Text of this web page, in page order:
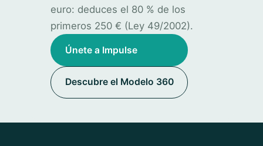
euro: deduces el 80 % de los
primeros 250 € (Ley 49/2002).
Únete a Impulse
Descubre el Modelo 360